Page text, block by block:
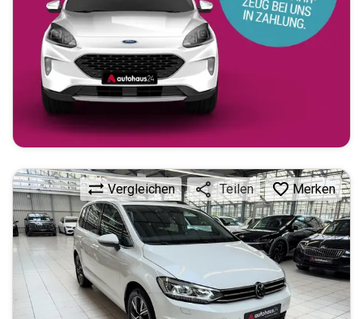
Vergleichen Teilen Merken